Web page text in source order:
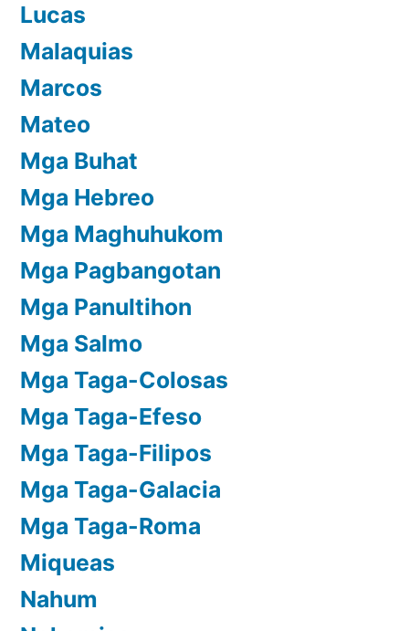
Lucas
Malaquias
Marcos
Mateo
Mga Buhat
Mga Hebreo
Mga Maghuhukom
Mga Pagbangotan
Mga Panultihon
Mga Salmo
Mga Taga-Colosas
Mga Taga-Efeso
Mga Taga-Filipos
Mga Taga-Galacia
Mga Taga-Roma
Miqueas
Nahum